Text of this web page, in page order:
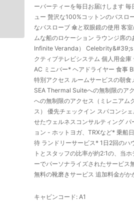
ーバーティーを毎日お届けします
ュー 贅沢な100%コットンのバスロ
なバスローブ 傘と双眼鏡の使用 客
ムな船のロケーション ラウンジ席
Infinite Veranda） Celebrity&#39;s
クティブテレビシステム 個人用金
AC ミニバー* ヘアドライヤー 食事
特別アクセス ルームサービスの朝食
SEA Thermal Suiteへの無制限のア
への無制限のアクセス（ミレニアム
ス） 優先チェックイン スパコンシ
せたウェルネスコンサルティング
ョン - ホットヨガ、TRXなど* 乗船
待 ランドリーサービス* 1日2回のハ
トとスタッフの比率が約2:1の、当
ーでパーソナライズされたサービス
無料の靴磨きサービス 追加料金がか
キャビンコード: A1